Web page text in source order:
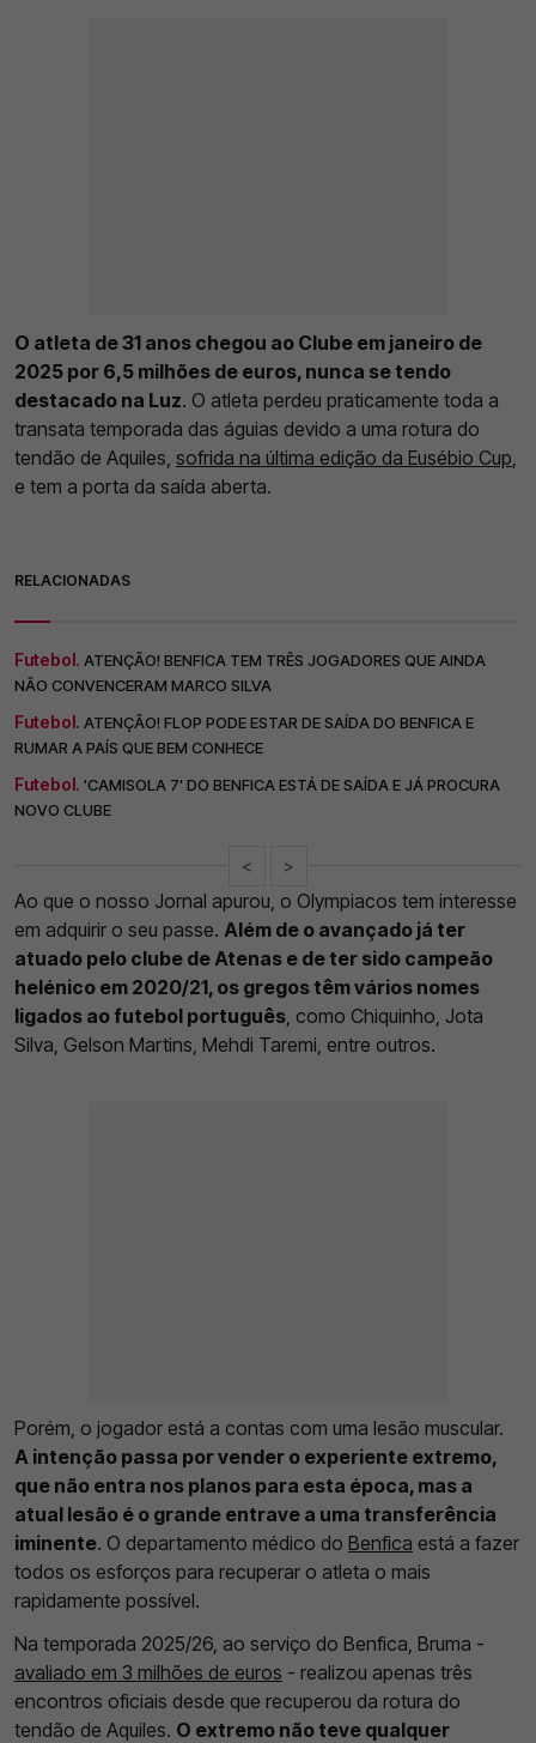
O atleta de 31 anos chegou ao Clube em janeiro de
2025 por 6,5 milhões de euros, nunca se tendo
destacado na Luz. O atleta perdeu praticamente toda a
transata temporada das águias devido a uma rotura do
tendão de Aquiles, sofrida na última edição da Eusébio Cup
e tem a porta da saída aberta.
RELACIONADAS
Futebol. ATENÇÃO! BENFICA TEM TRÊS JOGADORES QUE AINDA
NÃO CONVENCERAM MARCO SILVA
Futebol. ATENÇÃO! FLOP PODE ESTAR DE SAÍDA DO BENFICA E
RUMAR A PAÍS QUE BEM CONHECE
Futebol. 'CAMISOLA 7' DO BENFICA ESTÁ DE SAÍDA E JÁ PROCURA
NOVO CLUBE
< >
Ao que o nosso Jornal apurou, o Olympiacos tem interesse
em adquirir o seu passe. Além de o avançado já ter
atuado pelo clube de Atenas e de ter sido campeão
helénico em 2020/21, os gregos têm vários nomes
ligados ao futebol português , como Chiquinho, Jota
Silva, Gelson Martins, Mehdi Taremi, entre outros.
Porém, o jogador está a contas com uma lesão muscular.
A intenção passa por vender o experiente extremo,
que não entra nos planos para esta época, mas a
atual lesão é o grande entrave a uma transferência
iminente. O departamento médico do Benfica está a fazer
todos os esforços para recuperar o atleta o mais
rapidamente possível.
Na temporada 2025/26, ao serviço do Benfica, Bruma -
avaliado em 3 milhões de euros - realizou apenas três
encontros oficiais desde que recuperou da rotura do
tendão de Aquiles. O extremo não teve qualquer